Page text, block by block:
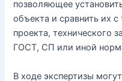
позволяющее
объекта и сравнить их
проекта, технического
ГОСТ, СП или иной
В ходе экспертизы